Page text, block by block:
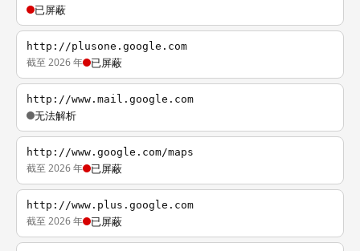
已屏蔽
http://plusone.google.com
截至 2026 年 已屏蔽
http://www.mail.google.com
无法解析
http://www.google.com/maps
截至 2026 年 已屏蔽
http://www.plus.google.com
截至 2026 年 已屏蔽